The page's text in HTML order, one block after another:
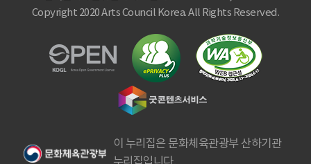
Copyright 2020 Arts Council Korea. All Rights Reserved.
이 누리집은 문화체육관광부 산하기관